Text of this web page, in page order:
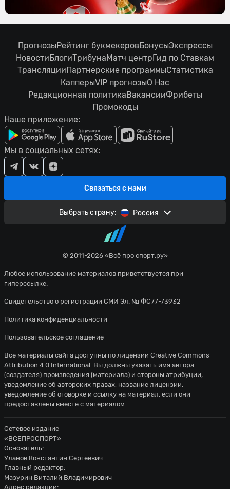
© 2011-2026 «Всё про спорт.ру»
Любое использование материалов приветствуется при
гиперссылке.
Свидетельство о регистрации СМИ Эл. № ФС77-73932
Политика конфиденциальности
Пользовательское соглашение
ПрогнозыРейтинг букмекеровБонусыЭкспрессы
НовостиБлогиТрибунаМатч центрГид по Ставкам
ТрансляцииПартнерские программыСтатистика
КапперыVIP прогнозыО Нас
Редакционная политикаВакансииФрибеты
Промокоды
Наше приложение:
Связаться с нами
Мы в социальных сетях:
Выбрать страну: Россия
Все материалы сайта доступны по лицензии Creative Commons
Attribution 4.0 International. Вы должны указать имя автора
(создателя) произведения (материала) и стороны атрибуции,
уведомление об авторских правах, название лицензии,
уведомление об оговорке и ссылку на материал, если они
предоставлены вместе с материалом.
Сетевое издание
«ВСЕПРОСПОРТ»
Основатель:
Уланов Константин Сергеевич
Главный редактор:
Мазурин Виталий Владимирович
Адрес редакции: